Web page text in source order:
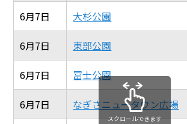
6月7日 大杉公園
6月7日 東部公園
6月7日 冨士公園
6月7日 なぎさニュータウン広場
スクロールできます